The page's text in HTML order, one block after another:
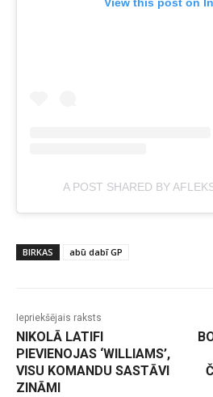
A POST SHARED BY
BIRKAS abū dabī GP
Iepriekšējais raksts
NIKOLĀ LATIFI
PIEVIENOJAS ‘WILLIAMS’,
VISU KOMANDU SASTĀVI
ZINĀMI